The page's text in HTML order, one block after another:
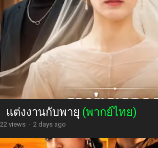
แต่งงานกับพายุ (พากย์ไทย)
22 views · 2 days ago